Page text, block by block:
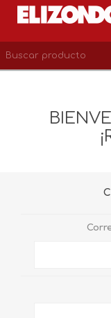
LISTA DE DESEOS